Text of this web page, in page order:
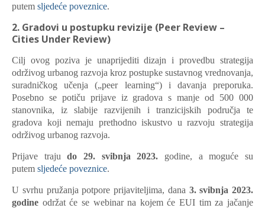
putem sljedeće poveznice.
2. Gradovi u postupku revizije (Peer Review –
Cities Under Review)
Cilj ovog poziva je unaprijediti dizajn i provedbu strategija
održivog urbanog razvoja kroz postupke sustavnog vrednovanja,
suradničkog učenja („peer learning“) i davanja preporuka.
Posebno se potiču prijave iz gradova s manje od 500 000
stanovnika, iz slabije razvijenih i tranzicijskih područja te
gradova koji nemaju prethodno iskustvo u razvoju strategija
održivog urbanog razvoja.
Prijave trajudo 29. svibnja 2023. godine, a moguće su
putem sljedeće poveznice.
U svrhu pružanja potpore prijaviteljima, dana 3. svibnja 2023.
godine održat će se webinar na kojem će EUI tim za jačanje